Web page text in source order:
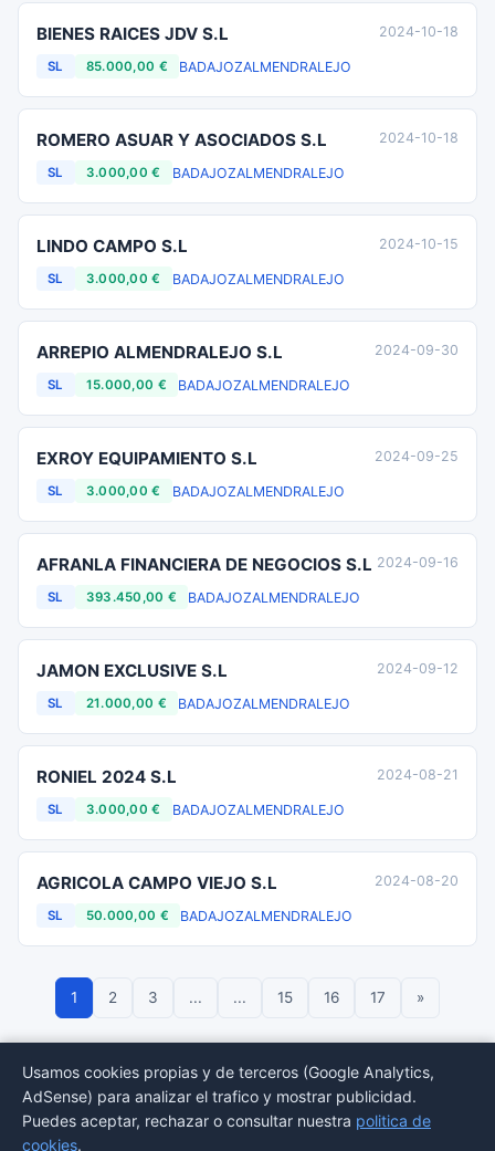
BIENES RAICES JDV S.L
SL 85.000,00 € BADAJOZALMENDRALEJO
2024-10-18
ROMERO ASUAR Y ASOCIADOS S.L
SL 3.000,00 € BADAJOZALMENDRALEJO
2024-10-18
LINDO CAMPO S.L
SL 3.000,00 € BADAJOZALMENDRALEJO
2024-10-15
ARREPIO ALMENDRALEJO S.L
SL 15.000,00 € BADAJOZALMENDRALEJO
2024-09-30
EXROY EQUIPAMIENTO S.L
SL 3.000,00 € BADAJOZALMENDRALEJO
2024-09-25
AFRANLA FINANCIERA DE NEGOCIOS S.L
SL 393.450,00 € BADAJOZALMENDRALEJO
2024-09-16
JAMON EXCLUSIVE S.L
SL 21.000,00 € BADAJOZALMENDRALEJO
2024-09-12
RONIEL 2024 S.L
SL 3.000,00 € BADAJOZALMENDRALEJO
2024-08-21
AGRICOLA CAMPO VIEJO S.L
SL 50.000,00 € BADAJOZALMENDRALEJO
2024-08-20
1 2 3 ... ... 15 16 17 »
© 2026 BORMEDirectorio — Datos publicos del Registro Mercantil
Provincias
Usamos cookies propias y de terceros (Google Analytics,
AdSense) para analizar el trafico y mostrar publicidad.
Puedes aceptar, rechazar o consultar nuestra politica de
cookies.